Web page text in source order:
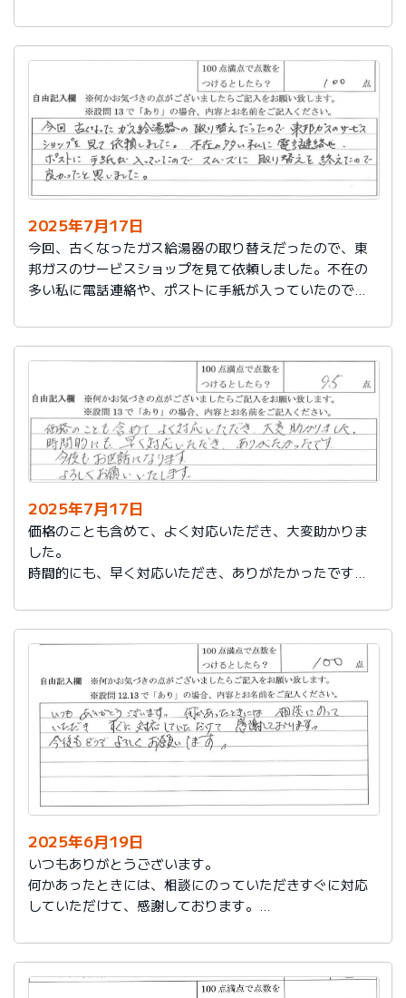
また今後、何かあれば利用させて頂きます。
ありがとうございました。
2025年7月17日
今回、古くなったガス給湯器の取り替えだったので、東
邦ガスのサービスショップを見て依頼しました。不在の
多い私に電話連絡や、ポストに手紙が入っていたので、
た。
2025年7月17日
価格のことも含めて、よく対応いただき、大変助かりま
した。
時間的にも、早く対応いただき、ありがたかったです。
2025年6月19日
いつもありがとうございます。
何かあったときには、相談にのっていただきすぐに対応
していただけて、感謝しております。